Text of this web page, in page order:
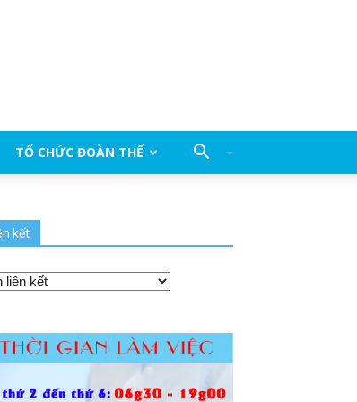
TỔ CHỨC ĐOÀN THỂ
kết